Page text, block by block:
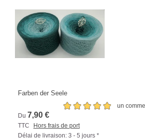
Farben der Seele
un
Du 7,90 €
TTC
Hors frais de port
Délai de livraison: 3 - 5 jours *